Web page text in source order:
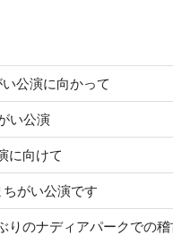
公演に向かって
い公演
に向けて
がい公演です
りのナディアパークでの稽